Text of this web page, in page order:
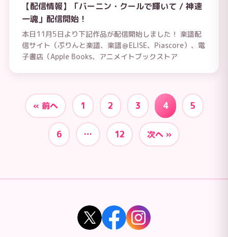
【配信情報】「バーニン・クールで輝いて / 神速
一魂」配信開始！
本日11月5日より下記作品が配信開始しました！ 楽譜配
信サイト（ぷりんと楽譜、楽譜＠ELISE、Piascore）、電
子書店（Apple Books、アニメイトブックストア
« 前へ 1 2 3 4 5
6 … 12 次へ »